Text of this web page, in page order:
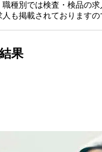
種別では検査・検品の求
も掲載されております
果